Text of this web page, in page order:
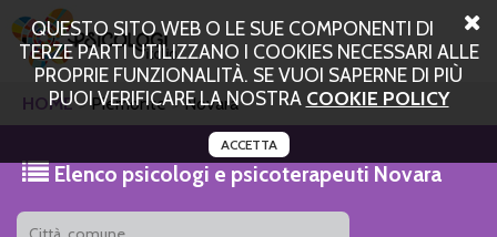
QUESTO SITO WEB O LE SUE COMPONENTI DI
TERZE PARTI UTILIZZANO I COOKIES NECESSARI ALLE
PROPRIE FUNZIONALITÀ. SE VUOI SAPERNE DI PIÙ
PUOI VERIFICARE LA NOSTRA COOKIE POLICY
ACCETTA
HOME Piemonte Novara
Elenco psicologi e psicoterapeuti Novara